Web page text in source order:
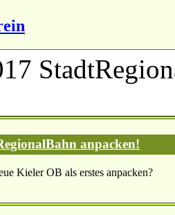
anpacken!
Kieler OB als erstes anpacken?